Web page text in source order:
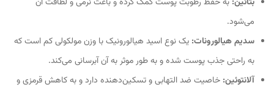
می‌شود.
سدیم هیالورونات: یک نوع اسید هیالورونیک با وزن مولکولی کم است که
به راحتی جذب پوست شده و به طور موثر به آن آبرسانی می‌کند.
آلانتوئین: خاصیت ضد التهابی و تسکین‌دهنده دارد و به کاهش قرمزی و